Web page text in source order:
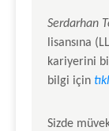
Serdarhan
lisansına
kariyerini
bilgi için
Sizde